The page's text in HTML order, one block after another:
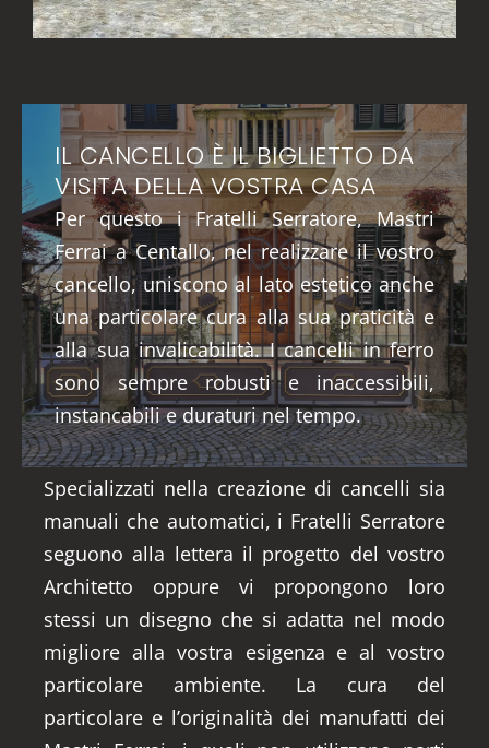
IL CANCELLO È IL BIGLIETTO DA
VISITA DELLA VOSTRA CASA
Per questo i Fratelli Serratore, Mastri
Ferrai a Centallo, nel realizzare il vostro
cancello, uniscono al lato estetico anche
una particolare cura alla sua praticità e
alla sua invalicabilità. I cancelli in ferro
sono sempre robusti e inaccessibili,
instancabili e duraturi nel tempo.
Specializzati nella creazione di cancelli sia
manuali che automatici, i Fratelli Serratore
seguono alla lettera il progetto del vostro
Architetto oppure vi propongono loro
stessi un disegno che si adatta nel modo
migliore alla vostra esigenza e al vostro
particolare ambiente. La cura del
particolare e l’originalità dei manufatti dei